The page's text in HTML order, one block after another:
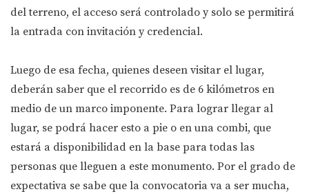
del terreno, el acceso será controlado y solo se permitirá
la entrada con invitación y credencial.
Luego de esa fecha, quienes deseen visitar el lugar,
deberán saber que el recorrido es de 6 kilómetros en
medio de un marco imponente. Para lograr llegar al
lugar, se podrá hacer esto a pie o en una combi, que
estará a disponibilidad en la base para todas las
personas que lleguen a este monumento. Por el grado de
expectativa se sabe que la convocatoria va a ser mucha,